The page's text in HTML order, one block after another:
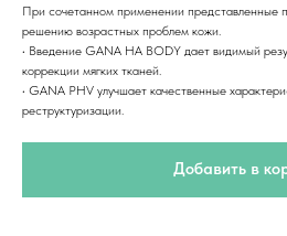
При сочетанном применении представленные
решению возрастных проблем кожи.
• Введение GANA HA BODY дает видимый
коррекции мягких тканей.
• GANA PHV улучшает качественные
реструктуризации.
Добавить в